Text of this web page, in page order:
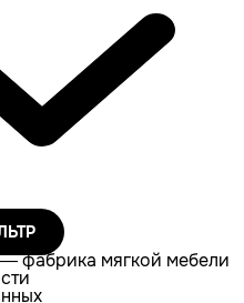
фабрика мягкой мебели